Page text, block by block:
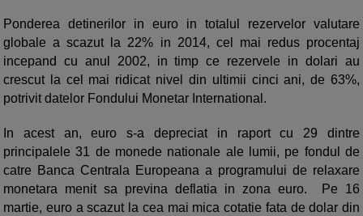
Ponderea detinerilor in euro in totalul rezervelor valutare
globale a scazut la 22% in 2014, cel mai redus procentaj
incepand cu anul 2002, in timp ce rezervele in dolari au
crescut la cel mai ridicat nivel din ultimii cinci ani, de 63%,
potrivit datelor Fondului Monetar International.
In acest an, euro s-a depreciat in raport cu 29 dintre
principalele 31 de monede nationale ale lumii, pe fondul de
catre Banca Centrala Europeana a programului de relaxare
monetara menit sa previna deflatia in zona euro. Pe 16
martie, euro a scazut la cea mai mica cotatie fata de dolar din